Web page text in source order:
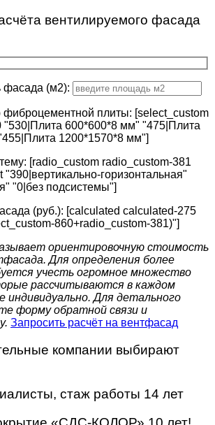
вентилируемого фасада
фасада (м2):
плиты: [select_custom
"530|Плита 600*600*8 мм" "475|Плита
1200*1570*8 мм"]
[radio_custom radio_custom-381
горизонтальная"
"0|без подсистемы"]
(руб.): [calculated calculated-275
860+radio_custom-381)"]
ориентировочную стоимость
Для определения более
учесть огромное множество
рассчитываются в каждом
индивидуально. Для детального
форму обратной связи и
Запросить расчёт на вентфасад
компании выбирают
стаж работы 14 лет